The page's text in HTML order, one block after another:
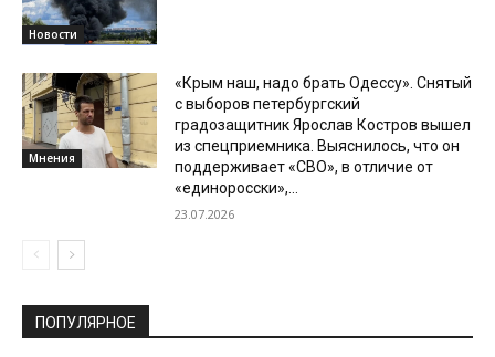
Новости
Мнения
«Крым наш, надо брать Одессу». Снятый
с выборов петербургский
градозащитник Ярослав Костров вышел
из спецприемника. Выяснилось, что он
поддерживает «СВО», в отличие от
«единоросски»,...
23.07.2026
ПОПУЛЯРНОЕ